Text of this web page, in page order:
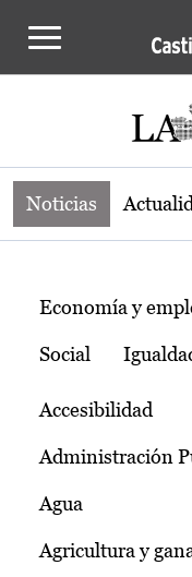
Noticias de
Noticias
Temas
Economía y
Social
Accesibilidad
Administración
Agua
Agricultura y